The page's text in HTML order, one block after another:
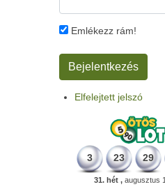
Emlékezz rám!
Elfelejtett jelszó
3 23 29
31. hét , augusztus